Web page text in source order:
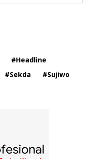
#Headline
#Sekda
#Sujiwo